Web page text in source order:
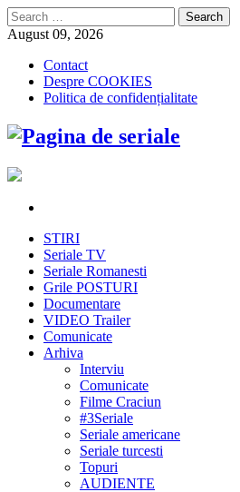
Search
for:
August 09, 2026
Contact
Despre COOKIES
Politica de confidențialitate
STIRI
Seriale TV
Seriale Romanesti
Grile POSTURI
Documentare
VIDEO Trailer
Comunicate
Arhiva
Interviu
Comunicate
Filme Craciun
#3Seriale
Seriale americane
Seriale turcesti
Topuri
AUDIENTE